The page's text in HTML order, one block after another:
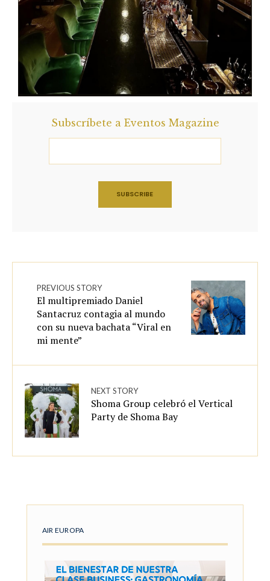
Subscríbete a Eventos Magazine
PREVIOUS STORY
El multipremiado Daniel
Santacruz contagia al mundo
con su nueva bachata “Viral en
mi mente”
NEXT STORY
Shoma Group celebró el Vertical
Party de Shoma Bay
AIR EUROPA